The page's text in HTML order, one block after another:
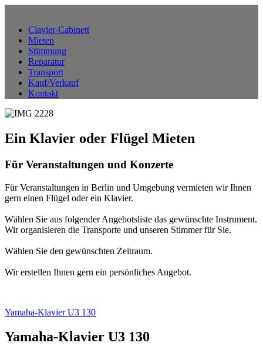
Clavier-Cabinett
Mieten
Stimmung
Reparatur
Transport
Kauf/Verkauf
Kontakt
Ein Klavier oder Flügel Mieten
Für Veranstaltungen und Konzerte
Für Veranstaltungen in Berlin und Umgebung vermieten wir Ihnen
gern einen Flügel oder ein Klavier.
Wählen Sie aus folgender Angebotsliste das gewünschte Instrument.
Wir organisieren die Transporte und unseren Stimmer für Sie.
Wählen Sie den gewünschten Zeitraum.
Wir erstellen Ihnen gern ein persönliches Angebot.
Yamaha-Klavier U3 130
Yamaha-Klavier U3 130